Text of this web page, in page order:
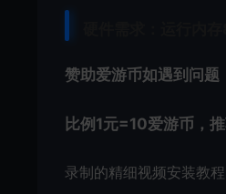
赞助爱游币如遇到问
比例1元=10爱游币，
录制的精细视频安装教